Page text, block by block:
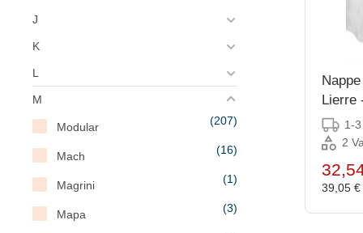
J
K
L
M
(207)
Modular
(16)
Mach
(1)
Magrini
(3)
Mapa
Lierre
1-
2
39,05 €